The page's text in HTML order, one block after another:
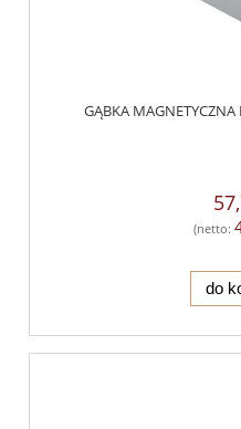
GĄBKA
(netto:
do